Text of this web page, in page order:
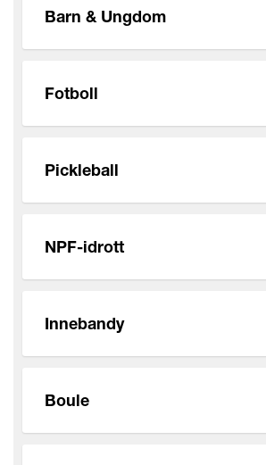
Barn & Ungdom
Fotboll
Pickleball
NPF-idrott
Innebandy
Boule